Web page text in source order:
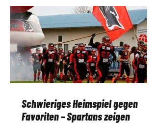
Schwieriges Heimspiel gegen
Favoriten – Spartans zeigen